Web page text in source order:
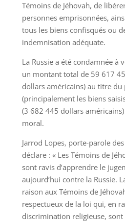
Témoins de Jéhovah, de
personnes emprisonnées,
tous les biens confisqués ou
indemnisation adéquate.
La Russie a été condamnée à
un montant total de 59 617
dollars américains) au titre
(principalement les biens
(3 682 445 dollars
moral.
Jarrod Lopes, porte-parole
déclare : « Les Témoins de
sont ravis d’apprendre le
aujourd’hui contre la Russie.
raison aux Témoins de
respectueux de la loi qui, en
discrimination religieuse,